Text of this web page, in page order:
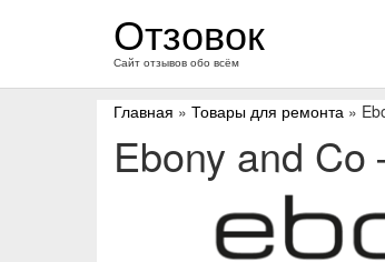
Отзовок
Сайт отзывов обо всём
Главная » Товары для ремонта »
Ebony and